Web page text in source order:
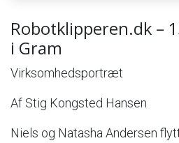
Robotklipperen.dk –
i Gram
Virksomhedsportræt
Af Stig Kongsted Hansen
Niels og Natasha Andersen